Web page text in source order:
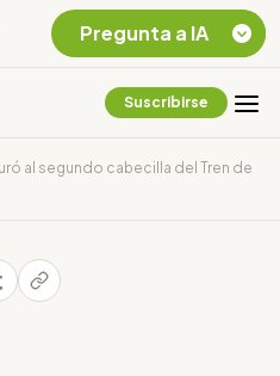
Suscribirse
al segundo cabecilla del Tren de
Pregunta a IA
Chevron Ecuador